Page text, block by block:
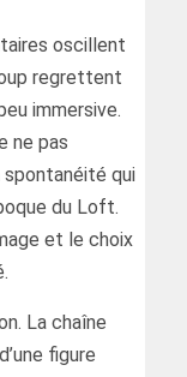
oscillent
regrettent
immersive.
ne pas
qui
du Loft.
et le choix
La chaîne
figure